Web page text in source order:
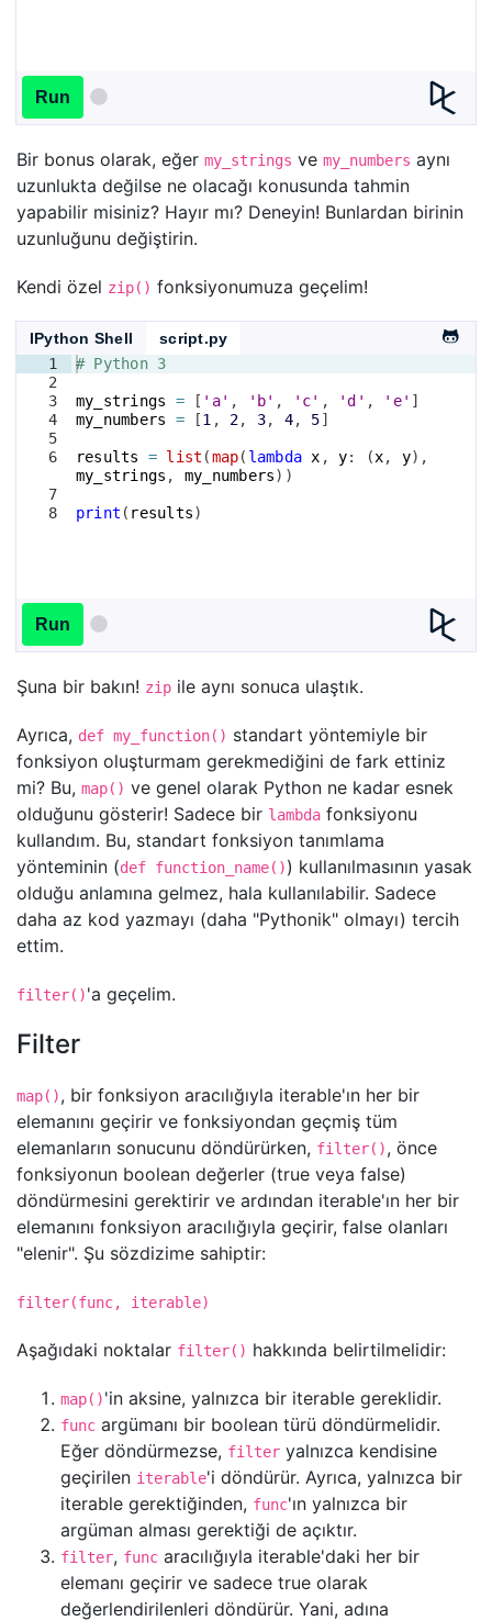
Run
Bir bonus olarak, eğer my_strings ve my_numbers aynı
uzunlukta değilse ne olacağı konusunda tahmin
yapabilir misiniz? Hayır mı? Deneyin! Bunlardan birinin
uzunluğunu değiştirin.
Kendi özel zip() fonksiyonumuza geçelim!
IPython Shell
script.py
1
2
3
4
5
6
7
8
# Python 3
my_strings = [ 'a' , 'b' , 'c' , 'd' , 'e' ]
my_numbers
= [1 , 2, 3, 4, 5]
results = list (map( lambda x , y: (x, y) ,
my_strings , my_numbers))
print ( results)
Run
Şuna bir bakın! zip ile aynı sonuca ulaştık.
Ayrıca, def my_function() standart yöntemiyle bir
fonksiyon oluşturmam gerekmediğini de fark ettiniz
mi? Bu, map() ve genel olarak Python ne kadar esnek
olduğunu gösterir! Sadece bir lambda fonksiyonu
kullandım. Bu, standart fonksiyon tanımlama
yönteminin (def function_name()) kullanılmasının yasak
olduğu anlamına gelmez, hala kullanılabilir. Sadece
daha az kod yazmayı (daha "Pythonik" olmayı) tercih
ettim.
filter()'a geçelim.
Filter
map(), bir fonksiyon aracılığıyla iterable'ın her bir
elemanını geçirir ve fonksiyondan geçmiş tüm
elemanların sonucunu döndürürken, filter(), önce
fonksiyonun boolean değerler (true veya false)
döndürmesini gerektirir ve ardından iterable'ın her bir
elemanını fonksiyon aracılığıyla geçirir, false olanları
"elenir". Şu sözdizime sahiptir:
filter(func, iterable)
Aşağıdaki noktalar filter() hakkında belirtilmelidir:
map()'in aksine, yalnızca bir iterable gereklidir.
func argümanı bir boolean türü döndürmelidir.
Eğer döndürmezse, filter yalnızca kendisine
geçirilen iterable'i döndürür. Ayrıca, yalnızca bir
iterable gerektiğinden, func'ın yalnızca bir
argüman alması gerektiği de açıktır.
filter, func aracılığıyla iterable'daki her bir
elemanı geçirir ve sadece true olarak
değerlendirilenleri döndürür. Yani, adına